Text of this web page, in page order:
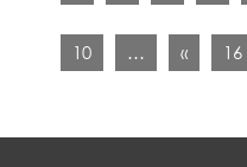
10 … « 16